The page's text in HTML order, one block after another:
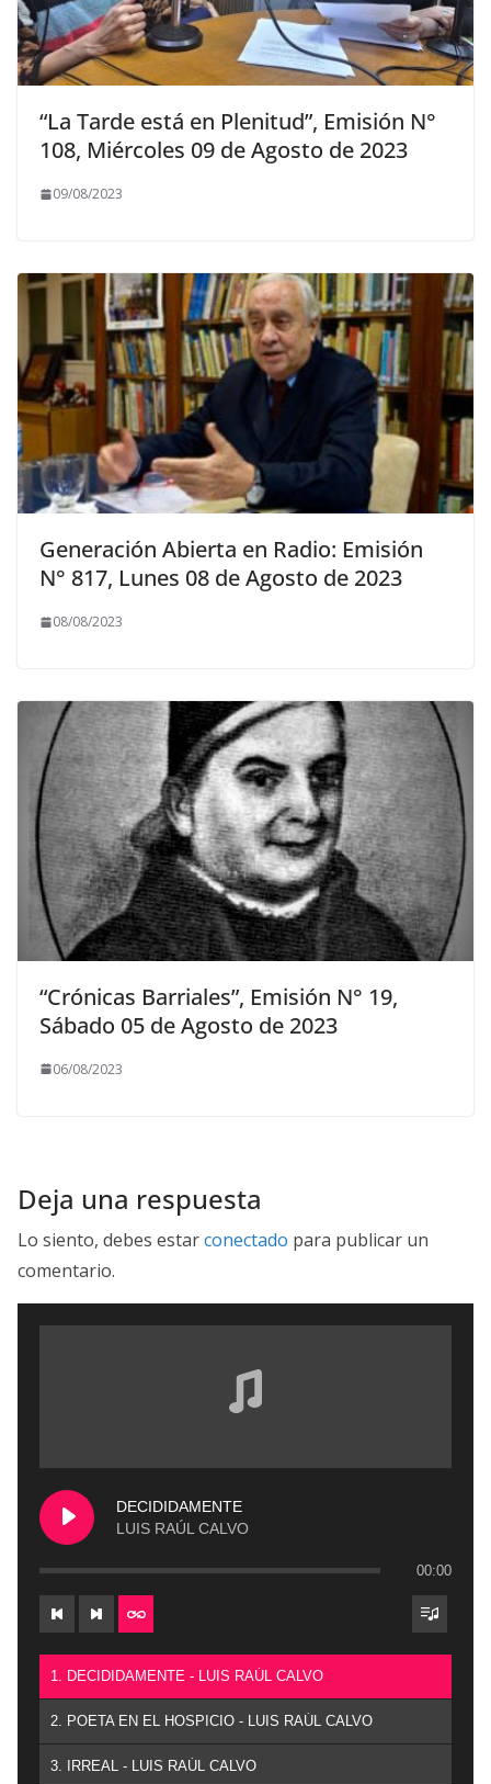
“La Tarde está en Plenitud”, Emisión N°
108, Miércoles 09 de Agosto de 2023
09/08/2023
Generación Abierta en Radio: Emisión
N° 817, Lunes 08 de Agosto de 2023
08/08/2023
“Crónicas Barriales”, Emisión N° 19,
Sábado 05 de Agosto de 2023
06/08/2023
Deja una respuesta
Lo siento, debes estarconectado para publicar un
comentario.
DECIDIDAMENTE
LUIS RAÚL CALVO
00:00
1. DECIDIDAMENTE - LUIS RAÚL CALVO
2. POETA EN EL HOSPICIO - LUIS RAÚL CALVO
3. IRREAL - LUIS RAÚL CALVO